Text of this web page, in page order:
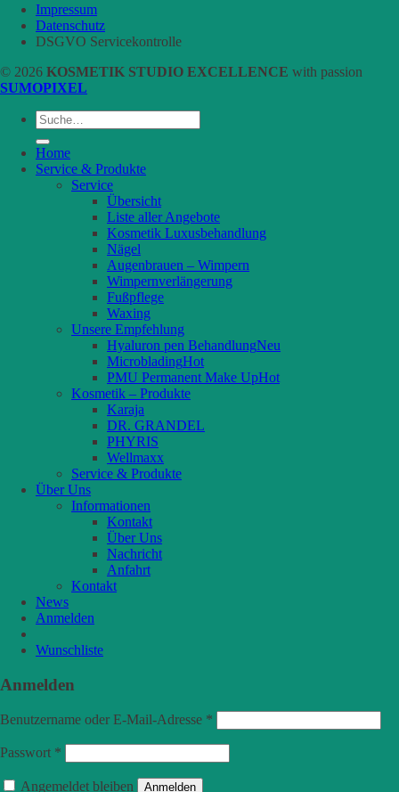
Impressum
Datenschutz
DSGVO Servicekontrolle
© 2026 KOSMETIK STUDIO EXCELLENCE with passion
SUMOPIXEL
Suche
nach:
Home
Service & Produkte
Service
Übersicht
Liste aller Angebote
Kosmetik Luxusbehandlung
Nägel
Augenbrauen – Wimpern
Wimpernverlängerung
Fußpflege
Waxing
Unsere Empfehlung
Hyaluron pen Behandlung
Microblading
PMU Permanent Make Up
Kosmetik – Produkte
Karaja
DR. GRANDEL
PHYRIS
Wellmaxx
Service & Produkte
Über Uns
Informationen
Kontakt
Über Uns
Nachricht
Anfahrt
Kontakt
News
Anmelden
Wunschliste
Anmelden
Benutzername oder E-Mail-Adresse *
Passwort *
Angemeldet bleiben Anmelden